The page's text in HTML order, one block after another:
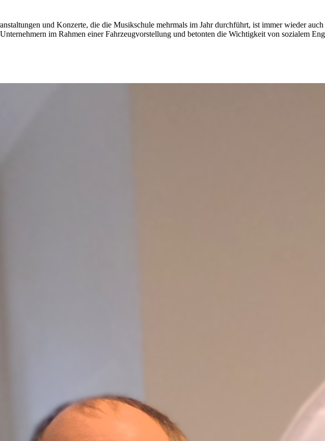
und Konzerte, die die Musikschule mehrmals im Jahr durchführt, ist immer wieder
im Rahmen einer Fahrzeugvorstellung und betonten die Wichtigkeit von sozialem